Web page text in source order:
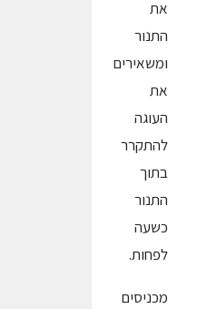
את
התנור
ומשאירים
את
העוגה
להתקרר
בתוך
התנור
כשעה
לפחות.
מכניסים